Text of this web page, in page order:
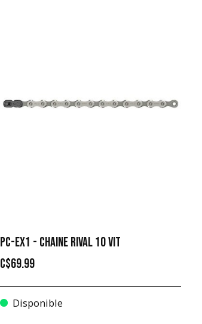
PC-EX1 - CHAINE RIVAL 10 VIT
C$69.99
Disponible